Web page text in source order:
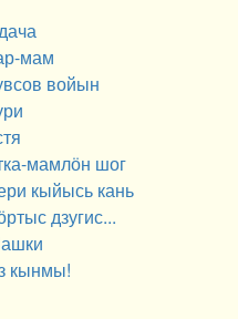
мам
войын
мамлӧн шог
кыйысь кань
дзугис...
кынмы!